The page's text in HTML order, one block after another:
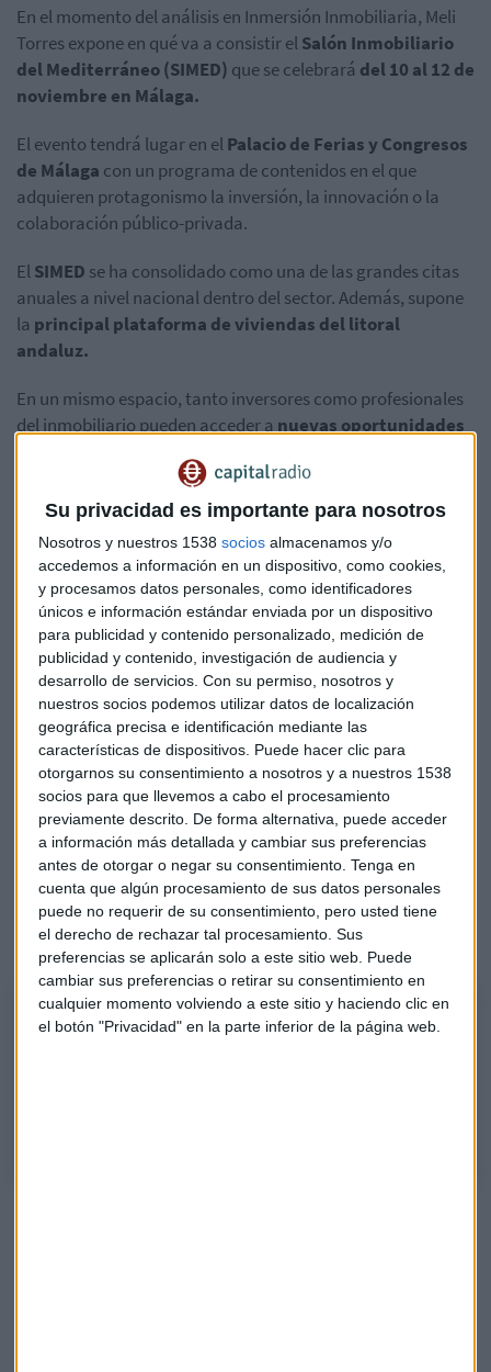
Su privacidad es importante para nosotros
Nosotros y nuestros 1538 socios almacenamos y/o
accedemos a información en un dispositivo, como cookies,
y procesamos datos personales, como identificadores
únicos e información estándar enviada por un dispositivo
para publicidad y contenido personalizado, medición de
publicidad y contenido, investigación de audiencia y
desarrollo de servicios. Con su permiso, nosotros y
nuestros socios podemos utilizar datos de localización
geográfica precisa e identificación mediante las
características de dispositivos. Puede hacer clic para
otorgarnos su consentimiento a nosotros y a nuestros 1538
socios para que llevemos a cabo el procesamiento
previamente descrito. De forma alternativa, puede acceder
a información más detallada y cambiar sus preferencias
antes de otorgar o negar su consentimiento. Tenga en
cuenta que algún procesamiento de sus datos personales
puede no requerir de su consentimiento, pero usted tiene
el derecho de rechazar tal procesamiento. Sus
preferencias se aplicarán solo a este sitio web. Puede
cambiar sus preferencias o retirar su consentimiento en
cualquier momento volviendo a este sitio y haciendo clic en
el botón "Privacidad" en la parte inferior de la página web.
En el momento del análisis en Inmersión Inmobiliaria, Meli
Torres expone en qué va a consistir elSalón Inmobiliario
del Mediterráneo (SIMED) que se celebrará del 10 al 12 de
noviembre en Málaga.
El evento tendrá lugar en elPalacio de Ferias y Congresos
de Málaga con un programa de contenidos en el que
adquieren protagonismo la inversión, la innovación o la
colaboración público-privada.
ElSIMED se ha consolidado como una de las grandes citas
anuales a nivel nacional dentro del sector. Además, supone
la principal plataforma de viviendas del litoral
andaluz.
En un mismo espacio, tanto inversores como profesionales
del inmobiliario pueden acceder a nuevas oportunidades
Sobre este asunto, Inversión Inmobiliario centra su análisis
esta semana con la ayuda dePaula Morales, directora de
SIMED; e Ignacio Peinado, presidente de la Junta de
Promotores de la Asociación Provincial de
Constructores y Promotores de Málaga.
Y es que Andalucía se ha convertido en los últimos años en
polo muy importante de desarrolloen diversas áreas
de negocio. También dentro del sector inmobiliario.
En el siguientepodcast, puedes escuchar al completo la
conversación a tres mantenida durante el programa.
Dentro del cual, se lanza la siguiente pregunta como base de
partida del análisis.
¿Cómo se presenta la feria en esta nueva
edición del 2022?
Llega el SIMED 2022 a Málaga
Sobre este asunto, Inversión Inmobiliario centra su análisis esta semana